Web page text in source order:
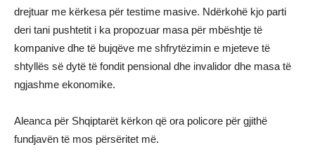
drejtuar me kërkesa për testime masive. Ndërkohë kjo parti
deri tani pushtetit i ka propozuar masa për mbështje të
kompanive dhe të bujqëve me shfrytëzimin e mjeteve të
shtyllës së dytë të fondit pensional dhe invalidor dhe masa të
ngjashme ekonomike.
Aleanca për Shqiptarët kërkon që ora policore për gjithë
fundjavën të mos përsëritet më.